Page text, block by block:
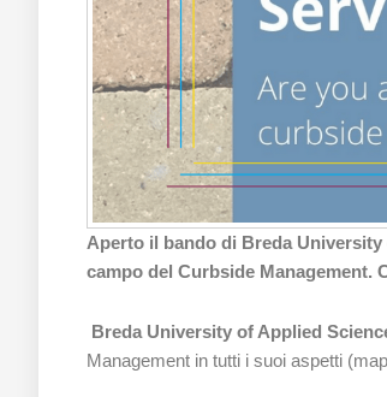
Aperto il bando di Breda
campo del Curbside Management.
Breda University of Applied
Management in tutti i suoi aspetti